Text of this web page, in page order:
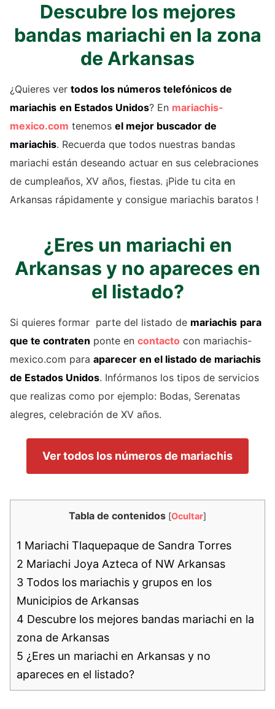
Descubre los mejores
bandas mariachi en la zona
de Arkansas
¿Quieres ver todos los números telefónicos de
mariachis en Estados Unidos? En mariachis-
mexico.com tenemos el mejor buscador de
mariachis. Recuerda que todos nuestras bandas
mariachi están deseando actuar en sus celebraciones
de cumpleaños, XV años, fiestas. ¡Pide tu cita en
Arkansas rápidamente y consigue mariachis baratos !
¿Eres un mariachi en
Arkansas y no apareces en
el listado?
Si quieres formar parte del listado de mariachis para
que te contraten ponte en contacto con mariachis-
mexico.com para aparecer en el listado de mariachis
de Estados Unidos. Infórmanos los tipos de servicios
que realizas como por ejemplo: Bodas, Serenatas
alegres, celebración de XV años.
Ver todos los números de mariachis
Tabla de contenidos [Ocultar]
1 Mariachi Tlaquepaque de Sandra Torres
2 Mariachi Joya Azteca of NW Arkansas
3 Todos los mariachis y grupos en los
Municipios de Arkansas
4 Descubre los mejores bandas mariachi en la
zona de Arkansas
5 ¿Eres un mariachi en Arkansas y no
apareces en el listado?